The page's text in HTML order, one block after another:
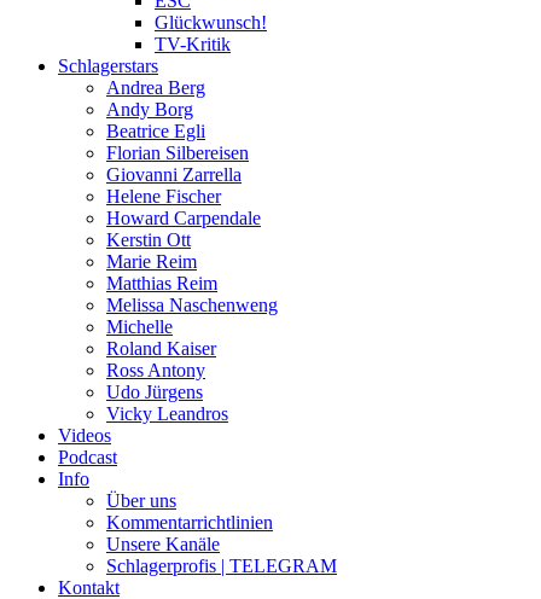
Glückwunsch!
TV-Kritik
Schlagerstars
Andrea Berg
Andy Borg
Beatrice Egli
Florian Silbereisen
Giovanni Zarrella
Helene Fischer
Howard Carpendale
Kerstin Ott
Marie Reim
Matthias Reim
Melissa Naschenweng
Michelle
Roland Kaiser
Ross Antony
Udo Jürgens
Vicky Leandros
Videos
Podcast
Info
Über uns
Kommentarrichtlinien
Unsere Kanäle
Schlagerprofis | TELEGRAM
Kontakt